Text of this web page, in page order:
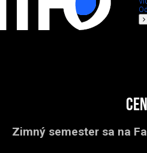
Zimný semester sa na